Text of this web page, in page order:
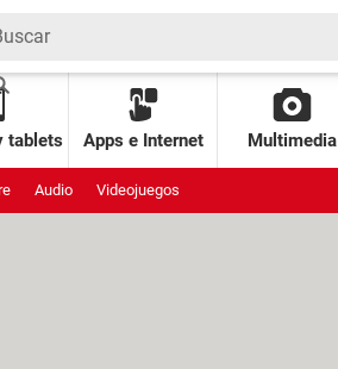
tablets Apps e Internet Multimedia
Audio Videojuegos